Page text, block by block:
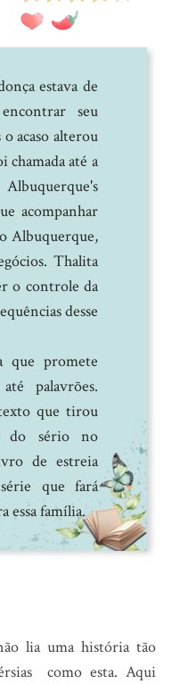
estava de
seu
acaso alterou
chamada até a
acompanhar
Albuquerque,
Thalita
o controle da
desse
que promete
palavrões.
que tirou
do sério no
de estreia
série que fará
essa família.
lia uma história tão
como esta. Aqui